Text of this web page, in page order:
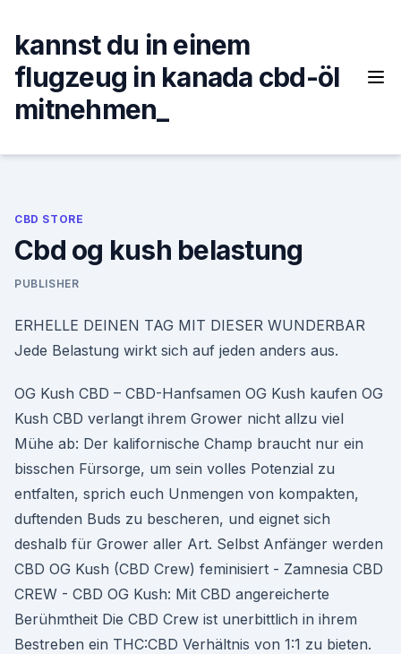
content
kannst du in einem
flugzeug in kanada cbd-öl
mitnehmen_
CBD STORE
Cbd og kush belastung
PUBLISHER
ERHELLE DEINEN TAG MIT DIESER WUNDERBAR
Jede Belastung wirkt sich auf jeden anders aus.
OG Kush CBD – CBD-Hanfsamen OG Kush kaufen OG
Kush CBD verlangt ihrem Grower nicht allzu viel
Mühe ab: Der kalifornische Champ braucht nur ein
bisschen Fürsorge, um sein volles Potenzial zu
entfalten, sprich euch Unmengen von kompakten,
duftenden Buds zu bescheren, und eignet sich
deshalb für Grower aller Art. Selbst Anfänger werden
CBD OG Kush (CBD Crew) feminisiert - Zamnesia CBD
CREW - CBD OG Kush: Mit CBD angereicherte
Berühmtheit Die CBD Crew ist unerbittlich in ihrem
Bestreben ein THC:CBD Verhältnis von 1:1 zu bieten.